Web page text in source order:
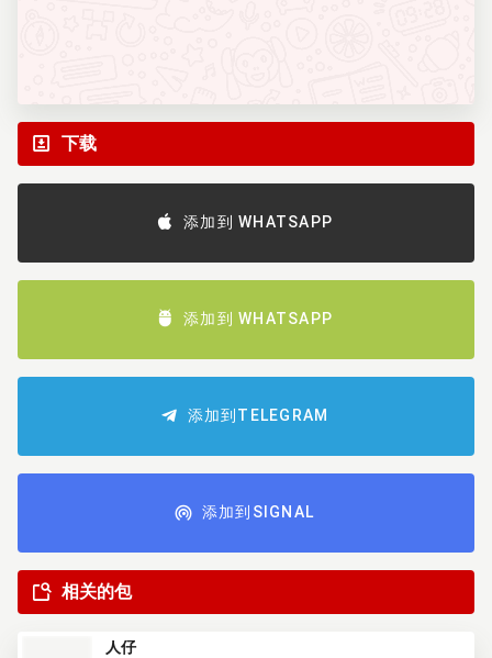
下载
添加到 WHATSAPP
添加到 WHATSAPP
添加到TELEGRAM
添加到SIGNAL
相关的包
人仔